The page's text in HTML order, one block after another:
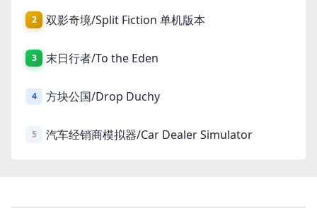
2 双影奇境/Split Fiction 单机版本
3 末日行者/To the Eden
4 方块公国/Drop Duchy
5 汽车经销商模拟器/Car Dealer Simulator